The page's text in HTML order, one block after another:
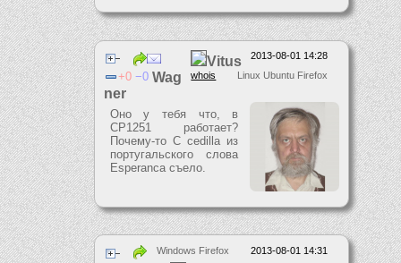
2013-08-01 14:28
Linux Ubuntu Firefox
whois
0 0
Vitus
Wag
ner
Оно у тебя что, в
CP1251 работает?
Почему-то C сedilla из
португальского слова
Esperanca съело.
2013-08-01 14:31
Windows Firefox